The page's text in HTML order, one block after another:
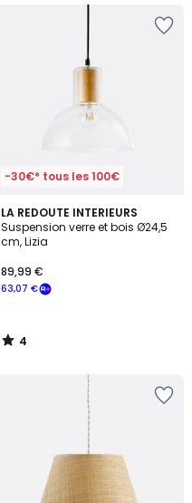
-30€* tous les 100€
LA REDOUTE INTERIEURS
Suspension verre et bois Ø24,5
cm, Lizia
63,07 €
89,99 €
4
/
5
4
/